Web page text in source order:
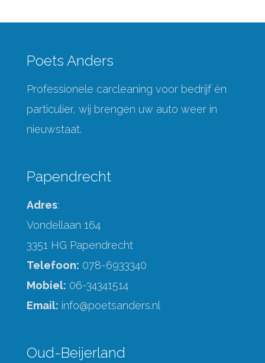
Poets Anders
Professionele carcleaning voor bedrijf én
particulier, wij brengen uw auto weer in
nieuwstaat.
Papendrecht
Adres:
Vondellaan 164
3351 HG Papendrecht
Telefoon: 078-6933340
Mobiel: 06-34341514
Email: info@poetsanders.nl
Oud-Beijerland